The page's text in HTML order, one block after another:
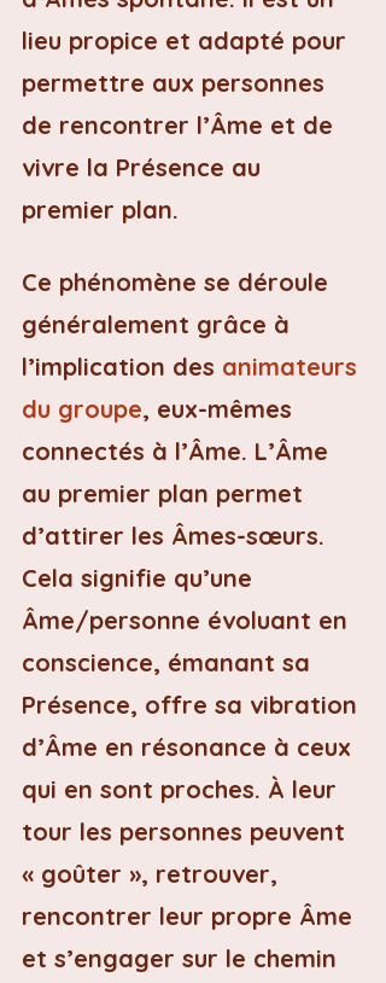
lieu propice et adapté pour
permettre aux personnes
de rencontrer l’Âme et de
vivre la Présence au
premier plan.
Ce phénomène se déroule
généralement grâce à
l’implication des animateurs
du groupe, eux-mêmes
connectés à l’Âme. L’Âme
au premier plan permet
d’attirer les Âmes-sœurs.
Cela signifie qu’une
Âme/personne évoluant en
conscience, émanant sa
Présence, offre sa vibration
d’Âme en résonance à ceux
qui en sont proches. À leur
tour les personnes peuvent
« goûter », retrouver,
rencontrer leur propre Âme
et s’engager sur le chemin